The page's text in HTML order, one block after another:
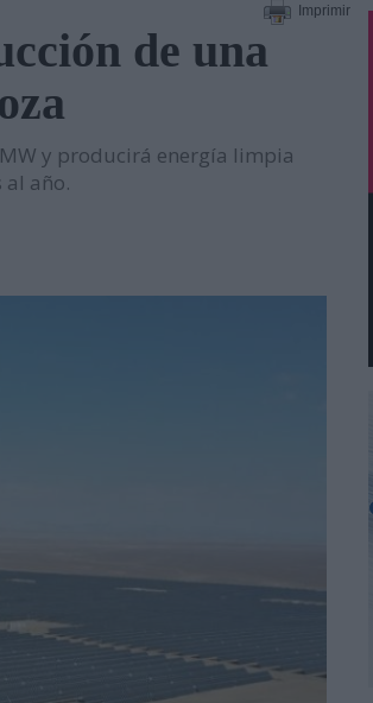
Chile
IND
sostenible en
costes ocultos
Imprimir
de una
y producirá energía limpia
al año.